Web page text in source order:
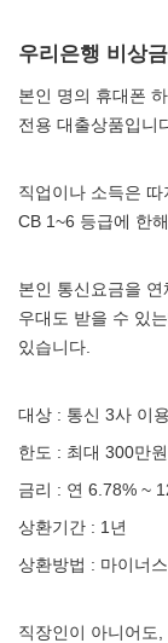
우리은행 비상
본인 명의 휴대폰
전용 대출상품입니
직업이나 소득은
CB 1~6 등급에 한
본인 통신요금을
우대도 받을 수 있
있습니다.
대상 : 통신 3사 이
한도 : 최대 300만원
금리 : 연 6.78% ~
상환기간 : 1년
상환방법 : 마이너
직장인이 아니어도